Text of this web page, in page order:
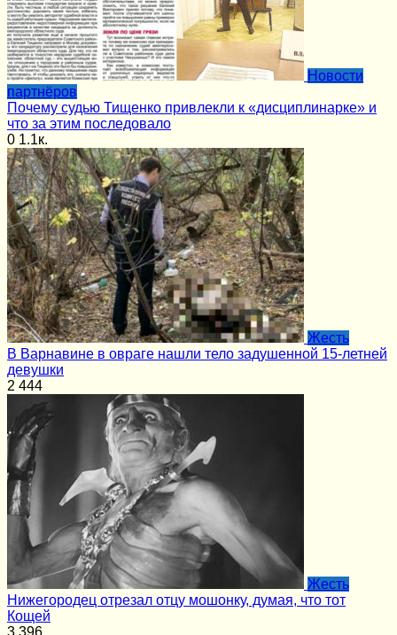
Новости
партнёров
Почему судью Тищенко привлекли к «дисциплинарке» и
что за этим последовало
0 1.1к.
Жесть
В Варнавине в овраге нашли тело задушенной 15-летней
девушки
2 444
Жесть
Нижегородец отрезал отцу мошонку, думая, что тот
Кощей
3 396